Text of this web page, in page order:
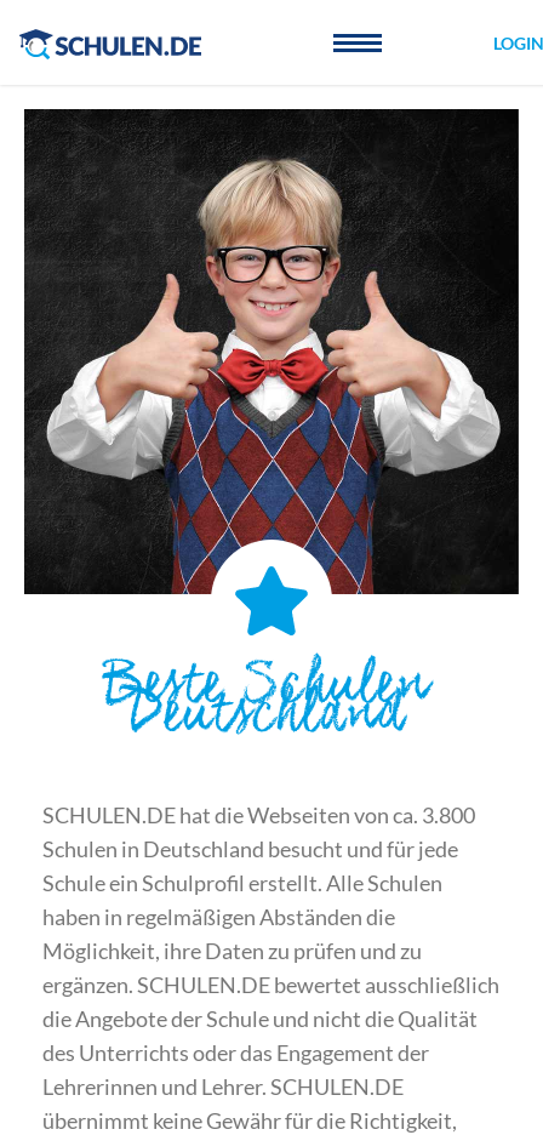
LOGIN
Beste Schulen
Deutschland
SCHULEN.DE hat die Webseiten von ca. 3.800
Schulen in Deutschland besucht und für jede
Schule ein Schulprofil erstellt. Alle Schulen
haben in regelmäßigen Abständen die
Möglichkeit, ihre Daten zu prüfen und zu
ergänzen. SCHULEN.DE bewertet ausschließlich
die Angebote der Schule und nicht die Qualität
des Unterrichts oder das Engagement der
Lehrerinnen und Lehrer. SCHULEN.DE
übernimmt keine Gewähr für die Richtigkeit,